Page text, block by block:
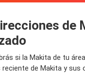
de
si la Makita de tu
de Makita y sus